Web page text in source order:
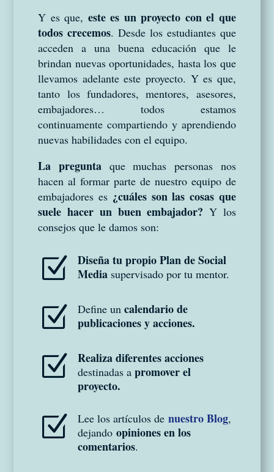
Y es que, este es un proyecto con el que
todos crecemos. Desde los estudiantes que
acceden a una buena educación que le
brindan nuevas oportunidades, hasta los que
llevamos adelante este proyecto. Y es que,
tanto los fundadores, mentores, asesores,
embajadores… todos estamos
continuamente compartiendo y aprendiendo
nuevas habilidades con el equipo.
La pregunta que muchas personas nos
hacen al formar parte de nuestro equipo de
embajadores es ¿cuáles son las cosas que
suele hacer un buen embajador? Y los
consejos que le damos son:
Z
Diseña tu propio Plan de Social
Media supervisado por tu mentor.
Z Define uncalendario de
publicaciones y acciones.
Z Realiza diferentes acciones
destinadas apromover el
proyecto.
Z Lee los artículos de nuestro Blog,
dejando opiniones en los
comentarios.